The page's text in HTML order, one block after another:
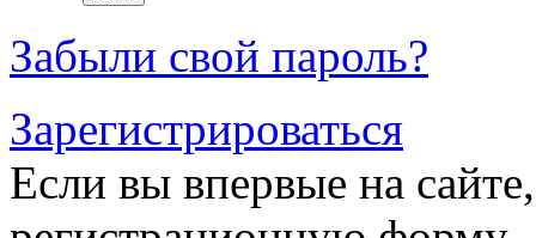
Забыли свой пароль?
Зарегистрироваться
Если вы впервые на